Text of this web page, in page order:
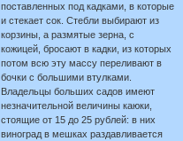
поставленных под кадками, в которые
и стекает сок. Стебли выбирают из
корзины, а размятые зерна, с
кожицей, бросают в кадки, из которых
потом всю эту массу переливают в
бочки с большими втулками.
Владельцы больших садов имеют
незначительной величины каюки,
стоящие от 15 до 25 рублей: в них
виноград в мешках раздавливается